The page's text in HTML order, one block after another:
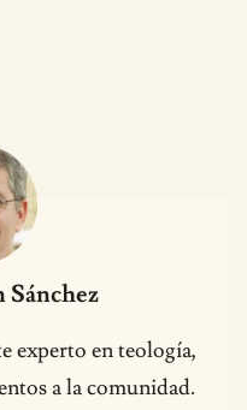
experto en teología,
a la comunidad.